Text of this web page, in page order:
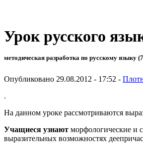
Урок русского
методическая разработка по русскому языку
Опубликовано 29.08.2012 - 17:52 -
.
На данном уроке рассмотриваются
Учащиеся узнают морфологические и
выразительных возможностях